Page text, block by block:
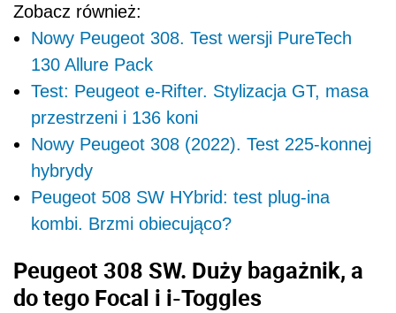
Zobacz również:
Nowy Peugeot 308. Test wersji PureTech
130 Allure Pack
Test: Peugeot e-Rifter. Stylizacja GT, masa
przestrzeni i 136 koni
Nowy Peugeot 308 (2022). Test 225-konnej
hybrydy
Peugeot 508 SW HYbrid: test plug-ina
kombi. Brzmi obiecująco?
Peugeot 308 SW. Duży bagażnik, a
do tego Focal i i-Toggles